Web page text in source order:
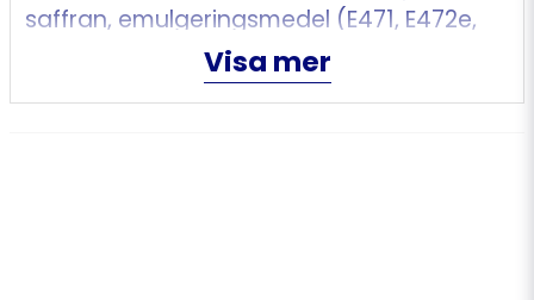
saffran, emulgeringsmedel (E471, E472e,
E481), druvsocker, förtjockningsmedel
(E466), aromer, solrosolja, vegetabiliskt
Visa mer